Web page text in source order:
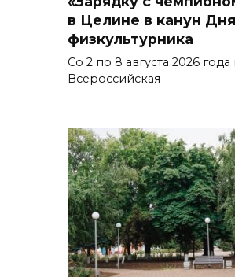
в Целине в канун Дня
физкультурника
Со 2 по 8 августа 2026
Всероссийская